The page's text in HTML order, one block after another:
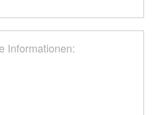
Informationen: